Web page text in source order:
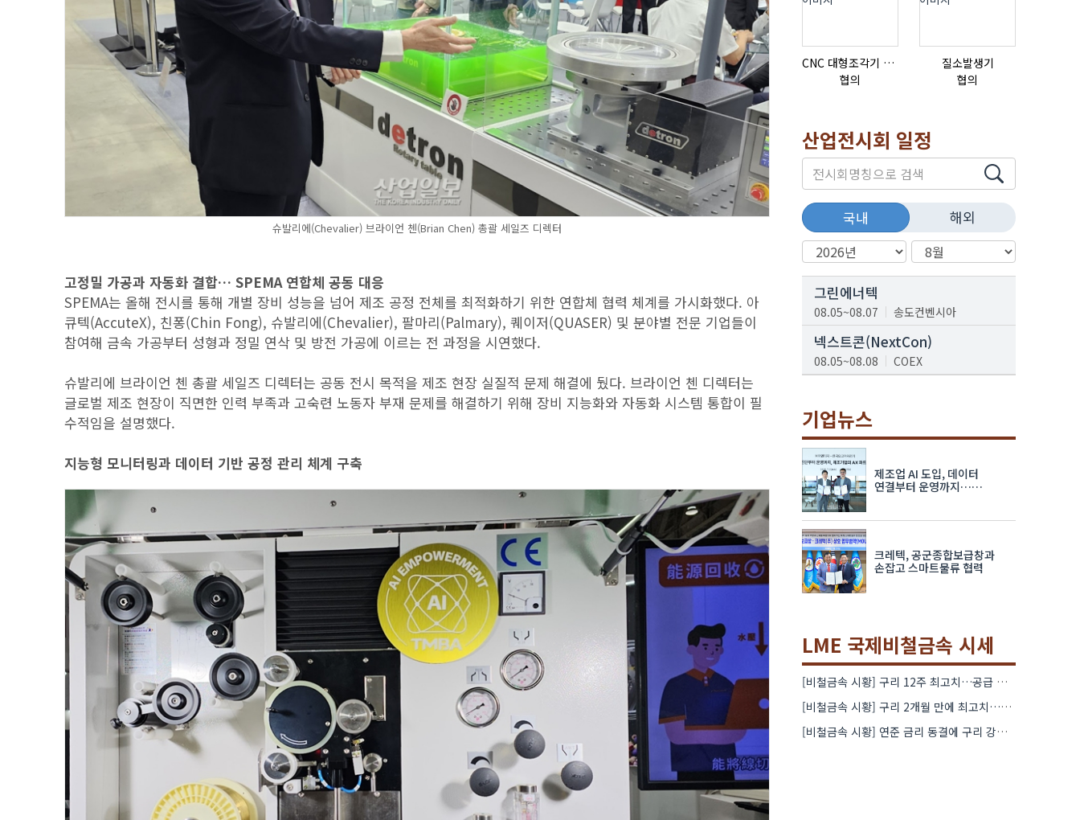
슈발리에(Chevalier) 브라이언 첸(Brian Chen) 총괄 세일즈 디렉터
고정밀 가공과 자동화 결합… SPEMA 연합체 공동 대응
SPEMA는 올해 전시를 통해 개별 장비 성능을 넘어 제조 공정 전체를 최적화하기 위한 연합체 협력 체계를 가시화했다. 아
큐텍(AccuteX), 친퐁(Chin Fong), 슈발리에(Chevalier), 팔마리(Palmary), 퀘이저(QUASER) 및 분야별 전문 기업들이
참여해 금속 가공부터 성형과 정밀 연삭 및 방전 가공에 이르는 전 과정을 시연했다.
슈발리에 브라이언 첸 총괄 세일즈 디렉터는 공동 전시 목적을 제조 현장 실질적 문제 해결에 뒀다. 브라이언 첸 디렉터는
글로벌 제조 현장이 직면한 인력 부족과 고숙련 노동자 부재 문제를 해결하기 위해 장비 지능화와 자동화 시스템 통합이 필
수적임을 설명했다.
지능형 모니터링과 데이터 기반 공정 관리 체계 구축
CNC 대형조각기 K-2040B
협의
질소발생기
협의
산업전시회 일정
국내 해외
그린에너텍
08.05~08.07 송도컨벤시아
넥스트콘(NextCon)
08.05~08.08 COEX
08.19~08.21
K-PRINT
08.19~08.22
자율주행모빌리티산업전
08.25~08.27
차세대 반도체 패키징 산업전
08.26~08.28 수원컨벤션센터
기업뉴스
제조업 AI 도입, 데이터
연결부터 운영까지…
크레텍, 공군종합보급창과
손잡고 스마트물류 협력
LME 국제비철금속 시세
[비철금속 시황] 구리 12주 최고치…공급 부족 우려에 강세
[비철금속 시황] 구리 2개월 만에 최고치…재고 감소에 공급 부족 우려 확대
[비철금속 시황] 연준 금리 동결에 구리 강세…공급 부족 우려도 가격 지지